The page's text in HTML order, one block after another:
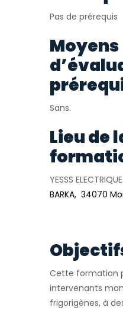
Pas de prérequis
Moyens
Sans.
Lieu de
YESSS
BARKA, 34070
Cette formation
intervenants
frigorigènes, à